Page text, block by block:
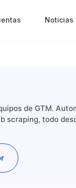
Noticias
de GTM.
scraping, todo